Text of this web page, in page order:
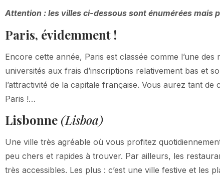
Attention : les villes ci-dessous sont énumérées mais
Paris, évidemment !
Encore cette année, Paris est classée comme l’une
universités aux frais d’inscriptions relativement bas et
l’attractivité de la capitale française. Vous aurez tant
Paris !…
Lisbonne (Lisboa)
Une ville très agréable où vous profitez
peu chers et rapides à trouver. Par ailleurs, les
très accessibles. Les plus : c’est une ville festive et les